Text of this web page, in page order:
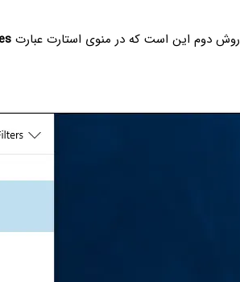
روش دوم این است که در منوی استارت عبارت